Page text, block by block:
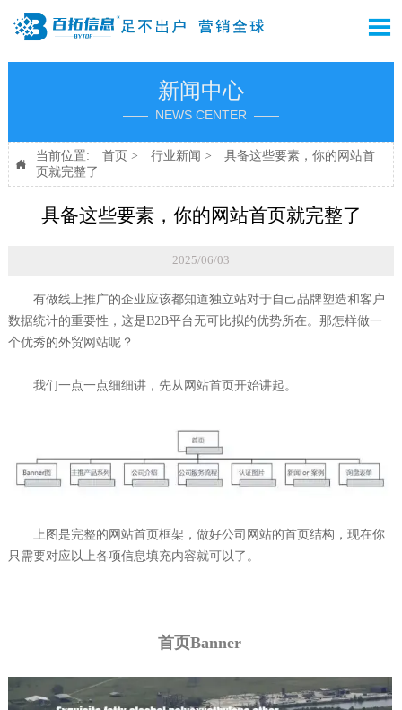

新闻中心
—— NEWS CENTER ——

当前位置: 首页 > 行业新闻 >
具备这些要素，你的网站首
页就完整了
具备这些要素，你的网站首页就完整了
2025/06/03
有做线上推广的企业应该都知道独立站对于自己品牌塑造和客户
数据统计的重要性，这是B2B平台无可比拟的优势所在。那怎样做一
个优秀的外贸网站呢？
我们一点一点细细讲，先从网站首页开始讲起。
上图是完整的网站首页框架，做好公司网站的首页结构，现在你
只需要对应以上各项信息填充内容就可以了。
首页Banner